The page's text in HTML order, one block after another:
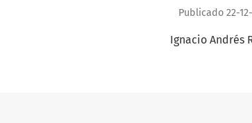
Publicado 22-
Ignacio Andrés